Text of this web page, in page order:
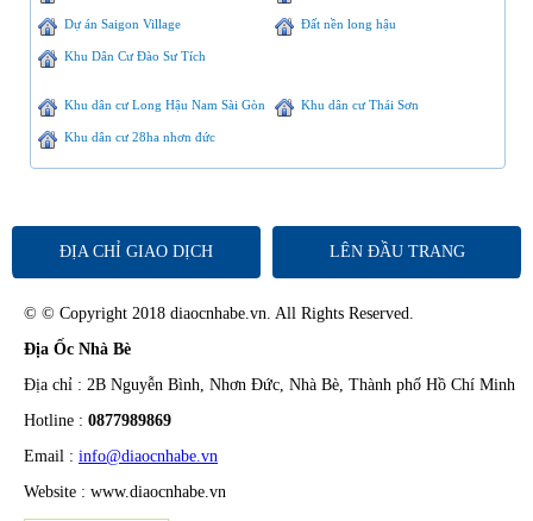
Dự án Saigon Village Đất nền long hậu
Khu Dân Cư Đào Sư Tích
Khu dân cư Long Hậu Nam Sài Gòn Khu dân cư Thái Sơn
Khu dân cư 28ha nhơn đức
ĐỊA CHỈ GIAO DỊCH LÊN ĐẦU TRANG
© © Copyright 2018 diaocnhabe.vn. All Rights Reserved.
Địa Ốc Nhà Bè
Địa chỉ : 2B Nguyễn Bình, Nhơn Đức, Nhà Bè, Thành phố Hồ Chí Minh
Hotline : 0877989869
Email : info@diaocnhabe.vn
Website : www.diaocnhabe.vn